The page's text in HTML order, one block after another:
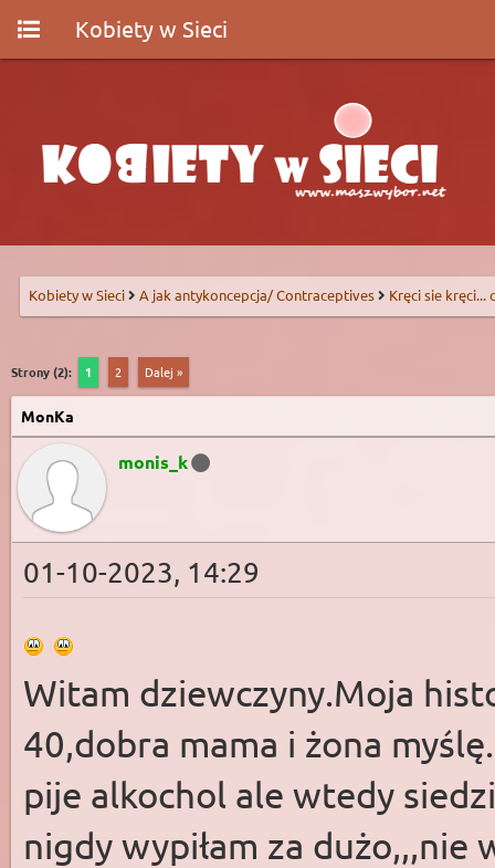
Kobiety w Sieci
Kobiety w Sieci A jak antykoncepcja/ Contraceptives Kręci sie kręci...
Strony (2): 1 2 Dalej »
MonKa
monis_k
01-10-2023, 14:29
Witam dziewczyny.Moja
40,dobra mama i żona
pije alkochol ale wtedy
nigdy wypiłam za dużo,,,nie